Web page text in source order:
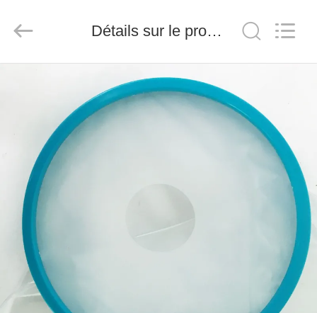
MAISON
PRODUITS
PROPOS
DE
NOUS
Products
Rights
Détails sur le produit